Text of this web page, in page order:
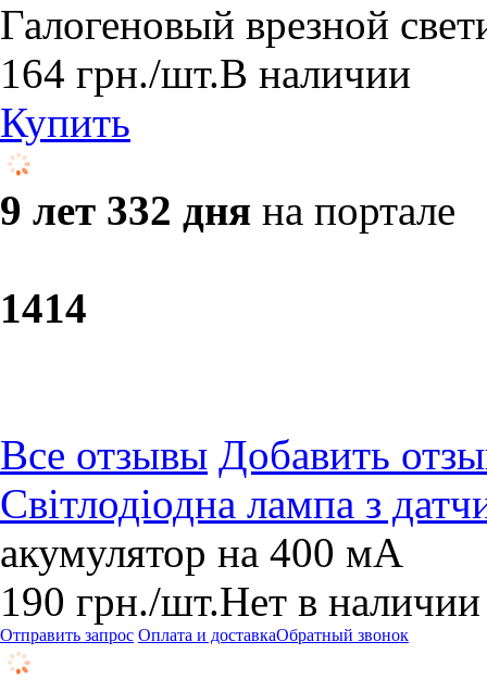
Галогеновый врезной
164 грн./шт.В наличии
Купить
9 лет 332 дня на портале
1414
Все отзывы Добавить
Світлодіодна лампа з
акумулятор на 400 мА
190 грн./шт.Нет в наличии
Отправить запрос Оплата и доставкаОбратный звонок